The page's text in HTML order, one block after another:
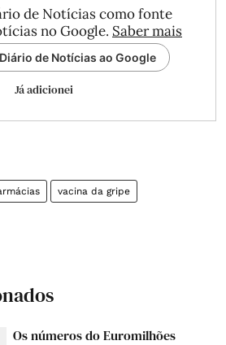
de Notícias como fonte
no Google. Saber mais
de Notícias ao Google
Já adicionei
vacina da gripe
Os números do Euromilhões